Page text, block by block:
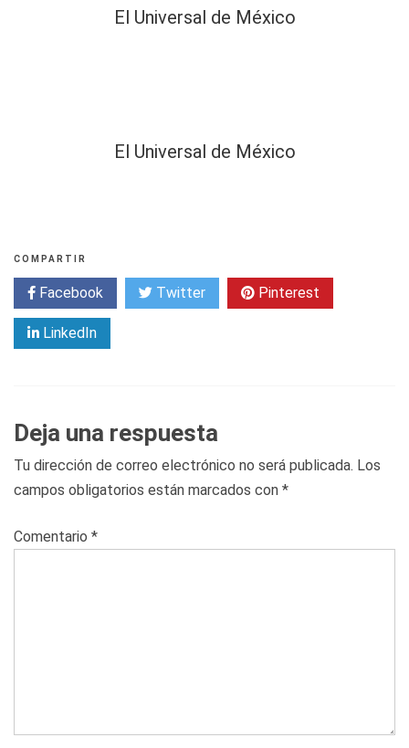
El Universal de México
El Universal de México
COMPARTIR
Facebook Twitter Pinterest
LinkedIn
Deja una respuesta
Tu dirección de correo electrónico no será publicada. Los
campos obligatorios están marcados con *
Comentario *